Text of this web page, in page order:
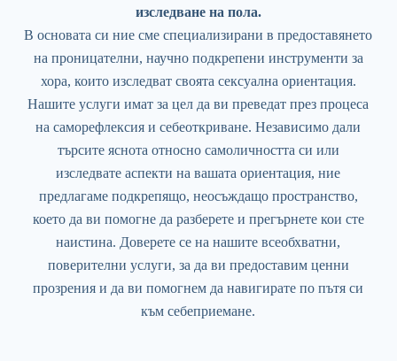
изследване на пола.
В основата си ние сме специализирани в предоставянето
на проницателни, научно подкрепени инструменти за
хора, които изследват своята сексуална ориентация.
Нашите услуги имат за цел да ви преведат през процеса
на саморефлексия и себеоткриване. Независимо дали
търсите яснота относно самоличността си или
изследвате аспекти на вашата ориентация, ние
предлагаме подкрепящо, неосъждащо пространство,
което да ви помогне да разберете и прегърнете кои сте
наистина. Доверете се на нашите всеобхватни,
поверителни услуги, за да ви предоставим ценни
прозрения и да ви помогнем да навигирате по пътя си
към себеприемане.